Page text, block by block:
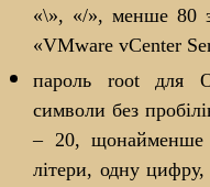
«\», «/», менше 80
«VMware vCenter
пароль root для
символи без
– 20, щонайменше
літери, одну